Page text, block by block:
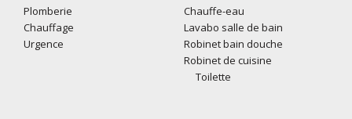
Plomberie
Chauffage
Urgence
Chauffe-eau
Lavabo salle de bain
Robinet bain douche
Robinet de cuisine
Toilette